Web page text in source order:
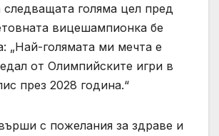
следващата голяма цел пред
вицешампионка бе
„Най-голямата ми мечта е
от Олимпийските игри в
през 2028 година.“
с пожелания за здраве и